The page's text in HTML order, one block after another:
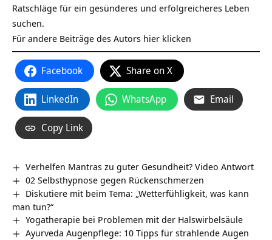
Ratschläge für ein gesünderes und erfolgreicheres Leben
suchen.
Für andere Beiträge des Autors hier klicken
Facebook Share on X
LinkedIn WhatsApp Email
Copy Link
Verhelfen Mantras zu guter Gesundheit? Video Antwort
02 Selbsthypnose gegen Rückenschmerzen
Diskutiere mit beim Tema: „Wetterfühligkeit, was kann
man tun?“
Yogatherapie bei Problemen mit der Halswirbelsäule
Ayurveda Augenpflege: 10 Tipps für strahlende Augen